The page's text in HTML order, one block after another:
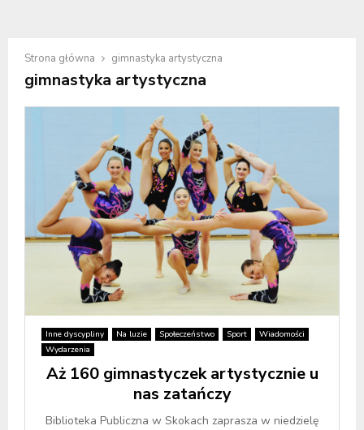
Strona główna gimnastyka artystyczna
gimnastyka artystyczna
Inne dyscypliny Na luzie Społeczeństwo Sport
Wiadomości
Wydarzenia
Aż 160 gimnastyczek artystycznie u
nas zatańczy
Biblioteka Publiczna w Skokach zaprasza w niedzielę